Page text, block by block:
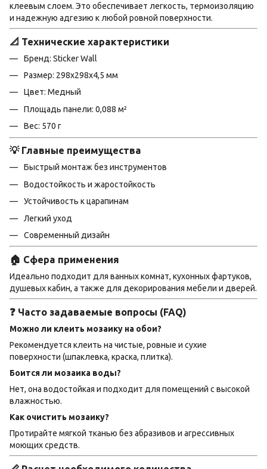
клеевым слоем. Это обеспечивает легкость, термоизоляцию
и надежную адгезию к любой ровной поверхности.
📐 Технические характеристики
Бренд: Sticker Wall
Размер: 298х298х4,5 мм
Цвет: Медный
Площадь панели: 0,088 м²
Вес: 570 г
💡 Главные преимущества
Быстрый монтаж без инструментов
Водостойкость и жаростойкость
Устойчивость к царапинам
Легкий уход
Современный дизайн
🏠 Сфера применения
Идеально подходит для ванных комнат, кухонных фартуков,
душевых кабин, а также для декорирования мебели и дверей.
❓ Часто задаваемые вопросы (FAQ)
Можно ли клеить мозаику на обои?
Рекомендуется клеить на чистые, ровные и сухие
поверхности (шпаклевка, краска, плитка).
Боится ли мозаика воды?
Нет, она водостойкая и подходит для помещений с высокой
влажностью.
Как очистить мозаику?
Протирайте мягкой тканью без абразивов и агрессивных
моющих средств.